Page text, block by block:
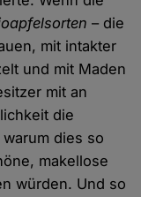
– die
mit intakter
und mit Maden
mit an
die
dies so
makellose
würden. Und so